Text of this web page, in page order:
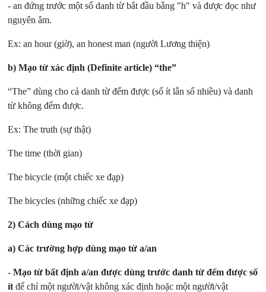
- an đứng trước một số danh từ bắt đầu bằng "h" và được đọc như
nguyên âm.
Ex: an hour (giờ), an honest man (người Lương thiện)
b) Mạo từ xác định (Definite article) “the”
“The” dùng cho cả danh từ đếm được (số ít lẫn số nhiều) và danh
từ không đếm được.
Ex: The truth (sự thật)
The time (thời gian)
The bicycle (một chiếc xe đạp)
The bicycles (những chiếc xe đạp)
2) Cách dùng mạo từ
a) Các trường hợp dùng mạo từ a/an
- Mạo từ bất định a/an được dùng trước danh từ đếm được số
ít để chỉ một người/vật không xác định hoặc một người/vật